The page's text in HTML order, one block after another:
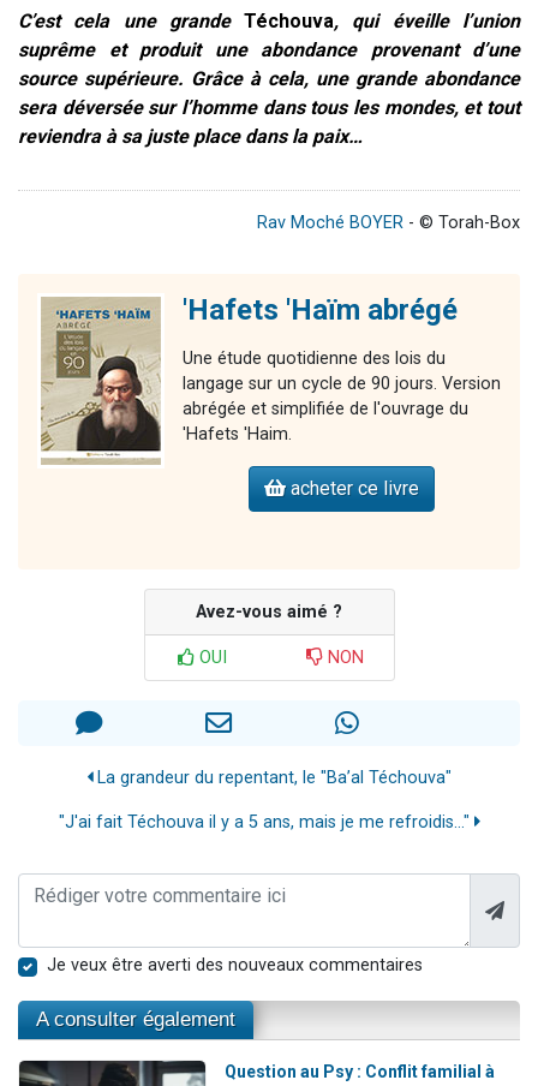
C’est cela une grandeTéchouva, qui éveille l’union
suprême et produit une abondance provenant d’une
source supérieure. Grâce à cela, une grande abondance
sera déversée sur l’homme dans tous les mondes, et tout
reviendra à sa juste place dans la paix…
Rav Moché BOYER - © Torah-Box
'Hafets 'Haïm abrégé
Une étude quotidienne des lois du
langage sur un cycle de 90 jours. Version
abrégée et simplifiée de l'ouvrage du
'Hafets 'Haim.
acheter ce livre
Avez-vous aimé ?
OUI NON
La grandeur du repentant, le "Ba’al Téchouva"
"J'ai fait Téchouva il y a 5 ans, mais je me refroidis..."
Je veux être averti des nouveaux commentaires
A consulter également
Question au Psy : Conflit familial à